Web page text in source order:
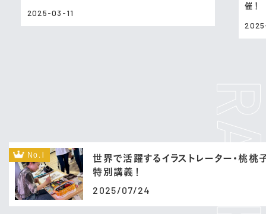
2025-03-11
催！
No.1
世界で活躍するイラストレーター・桃桃
特別講義！
2025/07/24